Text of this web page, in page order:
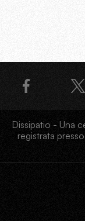
Dissipatio - Una
registrata